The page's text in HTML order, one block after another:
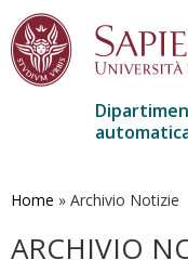
contenuto
Home » Archivio Notizie
ARCHIVIO